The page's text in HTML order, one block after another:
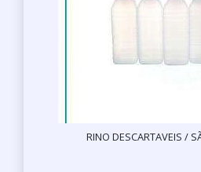
RINO DESCARTAVEIS /